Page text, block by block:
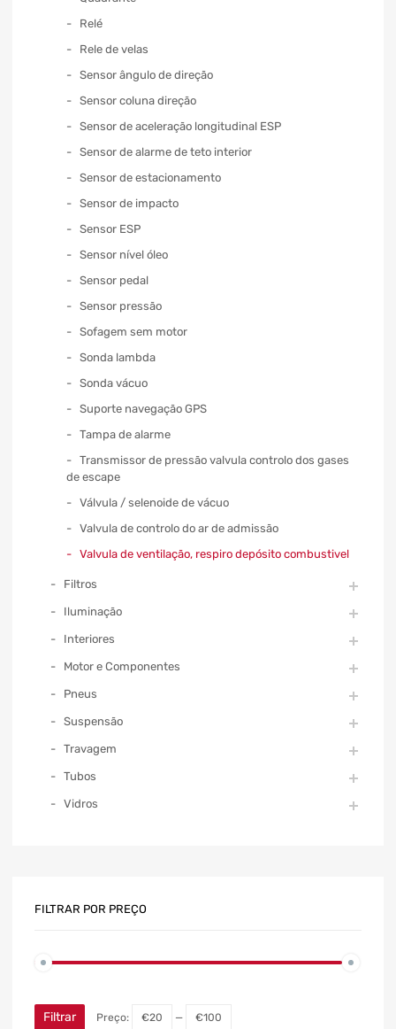
Relé
Rele de velas
Sensor ângulo de direção
Sensor coluna direção
Sensor de aceleração longitudinal ESP
Sensor de alarme de teto interior
Sensor de estacionamento
Sensor de impacto
Sensor ESP
Sensor nível óleo
Sensor pedal
Sensor pressão
Sofagem sem motor
Sonda lambda
Sonda vácuo
Suporte navegação GPS
Tampa de alarme
Transmissor de pressão valvula controlo dos gases
de escape
Válvula / selenoide de vácuo
Valvula de controlo do ar de admissão
Valvula de ventilação, respiro depósito combustivel
Filtros
Iluminação
Interiores
Motor e Componentes
Pneus
Suspensão
Travagem
Tubos
Vidros
FILTRAR POR PREÇO
Filtrar Preço: €20 — €100